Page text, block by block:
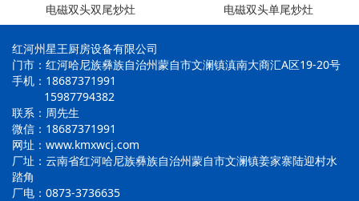
电磁双头双尾炒灶 电磁双头单尾炒灶
红河州星王厨房设备有限公司
门市：红河哈尼族彝族自治州蒙自市文澜镇滇南大商汇A区19-20号
手机：18687371991
15987794382
联系：周先生
微信：18687371991
网址：www.kmxwcj.com
厂址：云南省红河哈尼族彝族自治州蒙自市文澜镇姜家寨陆迎村水
踏角
厂电：0873-3736635